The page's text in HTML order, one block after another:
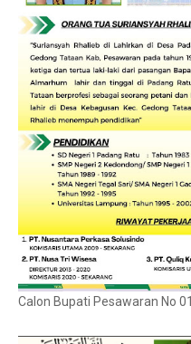
Calon Bupati Pesawaran No 01